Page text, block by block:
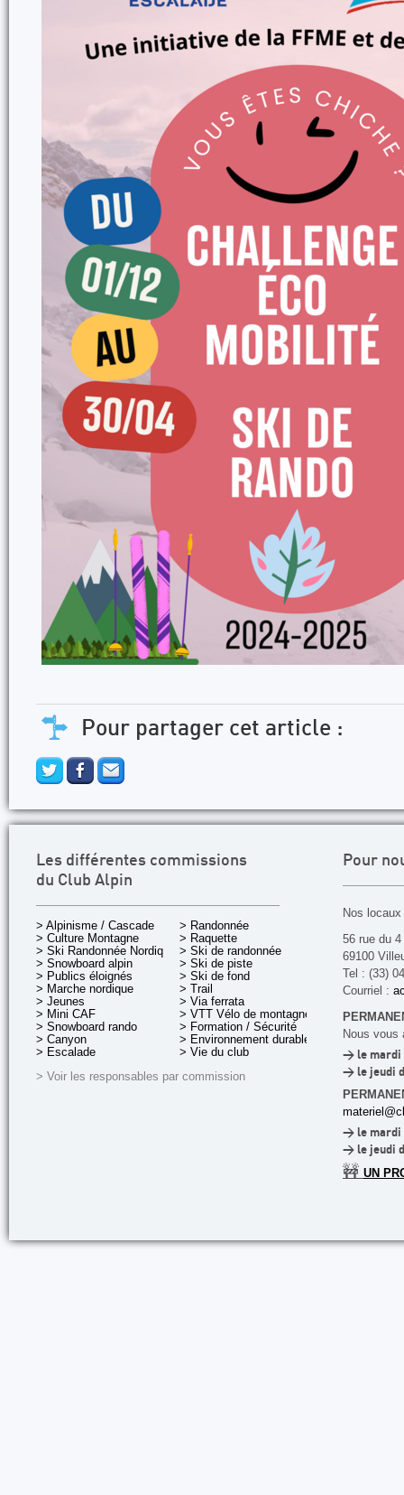
Pour partager cet article :
Les différentes commissions
du Club Alpin
> Alpinisme / Cascade
> Culture Montagne
> Ski Randonnée Nordique
> Snowboard alpin
> Publics éloignés
> Marche nordique
> Jeunes
> Mini CAF
> Snowboard rando
> Canyon
> Escalade
> Randonnée
> Raquette
> Ski de randonnée
> Ski de piste
> Ski de fond
> Trail
> Via ferrata
> VTT Vélo de montagne
> Formation / Sécurité
> Environnement durable
> Vie du club
> Voir les responsables par commission
Pour
Nos
56 rue du
69100
Tel : (33)
Courriel :
Nous vous
> le mardi
> le jeudi
> le mardi
> le jeudi
🚧 UN